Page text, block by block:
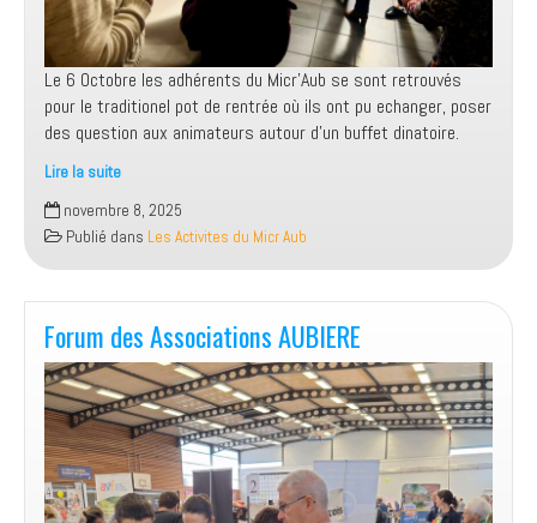
Le 6 Octobre les adhérents du Micr’Aub se sont retrouvés
pour le traditionel pot de rentrée où ils ont pu echanger, poser
des question aux animateurs autour d’un buffet dinatoire.
Lire la suite
Pot
de
rentrée
des
adhérents
novembre 8, 2025
Publié dans Les Activites du Micr Aub
Forum des Associations AUBIERE